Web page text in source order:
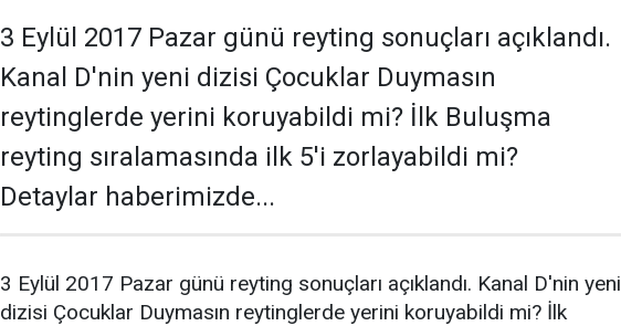
3 Eylül 2017 Pazar günü reyting sonuçları açıklandı.
Kanal D'nin yeni dizisi Çocuklar Duymasın
reytinglerde yerini koruyabildi mi? İlk Buluşma
reyting sıralamasında ilk 5'i zorlayabildi mi?
Detaylar haberimizde...
3 Eylül 2017 Pazar günü reyting sonuçları açıklandı. Kanal D'nin yeni
dizisi Çocuklar Duymasın reytinglerde yerini koruyabildi mi? İlk